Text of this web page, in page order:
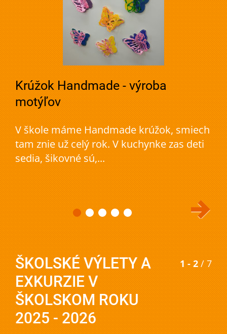
Krúžok Handmade - výroba
motýľov
V škole máme Handmade krúžok, smiech
tam znie už celý rok. V kuchynke zas deti
sedia, šikovné sú,...
ŠKOLSKÉ VÝLETY A
EXKURZIE V
ŠKOLSKOM ROKU
2025 - 2026
1 - 2 / 7